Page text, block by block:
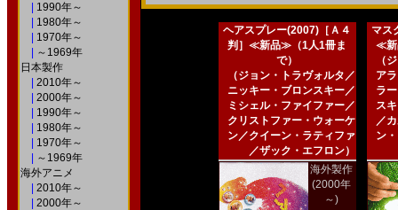
1990年～
1980年～
1970年～
～1969年
日本製作
2010年～
2000年～
1990年～
1980年～
1970年～
～1969年
海外アニメ
2010年～
2000年～
ヘアスプレー(2007)［Ａ４
判］≪新品≫（1人1冊ま
で）
（ジョン・トラヴォルタ／
ニッキー・ブロンスキー／
ミシェル・ファイファー／
クリストファー・ウォーケ
ン／クイーン・ラティファ
／ザック・エフロン）
海外製作
(2000年
～)
マス
≪新
（
ア
ラ
ス
／
ン